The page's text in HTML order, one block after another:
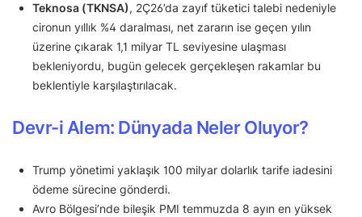
Teknosa (TKNSA), 2Ç26’da zayıf tüketici talebi nedeniyle
cironun yıllık %4 daralması, net zararın ise geçen yılın
üzerine çıkarak 1,1 milyar TL seviyesine ulaşması
bekleniyordu, bugün gelecek gerçekleşen rakamlar bu
beklentiyle karşılaştırılacak.
Devr-i Alem: Dünyada Neler Oluyor?
Trump yönetimi yaklaşık 100 milyar dolarlık tarife iadesini
ödeme sürecine gönderdi.
Avro Bölgesi’nde bileşik PMI temmuzda 8 ayın en yüksek